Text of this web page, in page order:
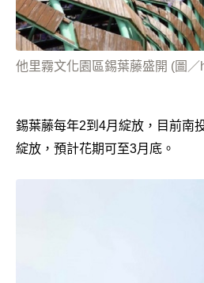
他里霧文化園區錫葉藤盛開 (圖
錫葉藤每年2到4月綻放，目前南
綻放，預計花期可至3月底。